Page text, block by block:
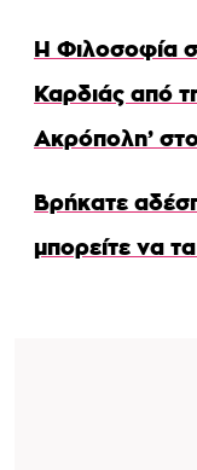
Η Φιλοσοφία
Καρδιάς από
Ακρόπολη’
Βρήκατε
μπορείτε να